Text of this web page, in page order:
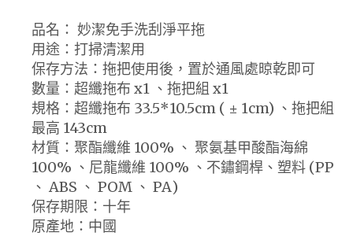
品名： 妙潔免手洗刮淨平拖
用途：打掃清潔用
保存方法：拖把使用後，置於通風處晾乾即可
數量：超纖拖布 x1 、拖把組 x1
規格：超纖拖布 33.5*10.5cm ( ± 1cm) 、拖把組
最高 143cm
材質：聚酯纖維 100% 、 聚氨基甲酸酯海綿
100% 、尼龍纖維 100% 、不鏽鋼桿、塑料 (PP
、 ABS 、 POM 、 PA)
保存期限：十年
原產地：中國